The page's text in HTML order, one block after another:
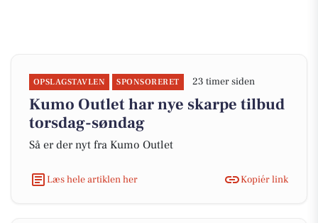
OPSLAGSTAVLEN SPONSORERET 23 timer siden
Kumo Outlet har nye skarpe tilbud
torsdag-søndag
Så er der nyt fra Kumo Outlet
Læs hele artiklen her Kopiér link